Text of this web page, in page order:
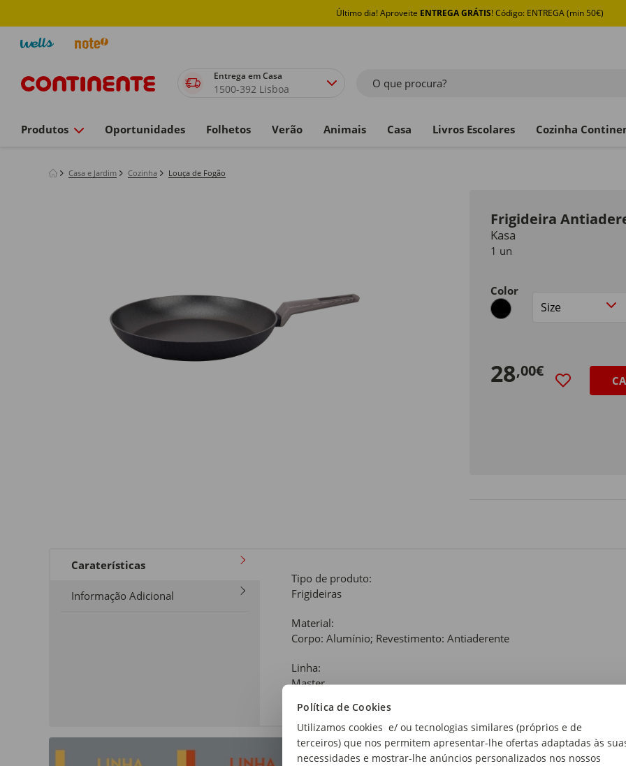
Política de Cookies
Utilizamos cookies e/ ou tecnologias similares (próprios e de
terceiros) que nos permitem apresentar-lhe ofertas adaptadas às
necessidades e mostrar-lhe anúncios personalizados nos nossos
Último dia! Aproveite ENTREGA GRÁTIS! Código: ENTREGA (min 50€)
Entrega em Casa
1500-392 Lisboa O que procura?
Produtos Oportunidades Folhetos Verão Animais Casa Livros Escolares Cozinha
Casa e Jardim Cozinha Louça de Fogão
Frigideira
Kasa
1 un
Color
Size
28,00€
Caraterísticas
Informação Adicional
Tipo de produto:
Frigideiras
Material:
Corpo: Alumínio; Revestimento: Antiaderente
Linha:
Master